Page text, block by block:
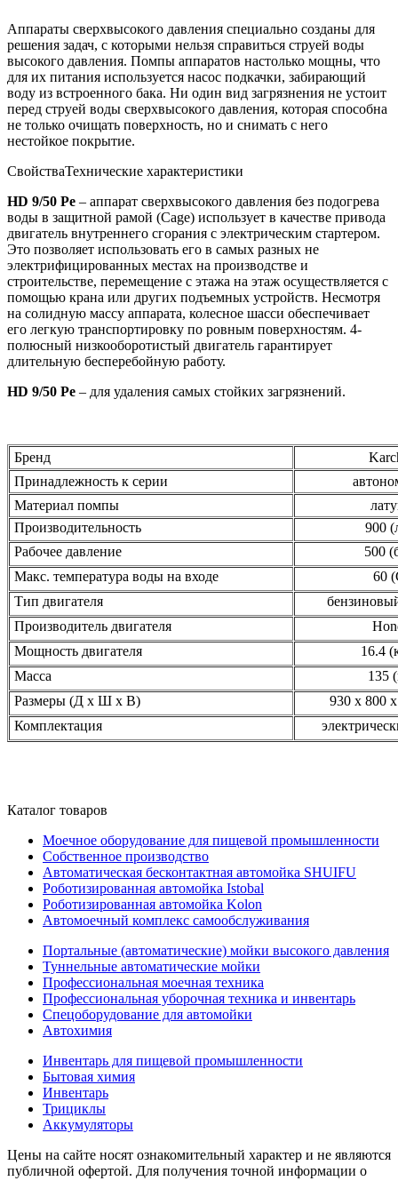
Аппараты сверхвысокого давления специально созданы для
решения задач, с которыми нельзя справиться струей воды
высокого давления. Помпы аппаратов настолько мощны, что
для их питания используется насос подкачки, забирающий
воду из встроенного бака. Ни один вид загрязнения не устоит
перед струей воды сверхвысокого давления, которая способна
не только очищать поверхность, но и снимать с него
нестойкое покрытие.
СвойстваТехнические характеристики
HD 9/50 Pe – аппарат сверхвысокого давления без подогрева
воды в защитной рамой (Cage) использует в качестве привода
двигатель внутреннего сгорания с электрическим стартером.
Это позволяет использовать его в самых разных не
электрифицированных местах на производстве и
строительстве, перемещение с этажа на этаж осуществляется с
помощью крана или других подъемных устройств. Несмотря
на солидную массу аппарата, колесное шасси обеспечивает
его легкую транспортировку по ровным поверхностям. 4-
полюсный низкооборотистый двигатель гарантирует
длительную бесперебойную работу.
HD 9/50 Pe – для удаления самых стойких загрязнений.
Бренд
Принадлежность к серии
Материал помпы
Производительность
900
Рабочее давление
500
Макс. температура воды на входе
60
Тип двигателя
Производитель двигателя
Мощность двигателя
16.4
Масса
135
Размеры (Д х Ш х В)
930 х 800
Комплектация
Каталог товаров
Моечное оборудование для пищевой промышленности
Собственное производство
Автоматическая бесконтактная автомойка SHUIFU
Роботизированная автомойка Istobal
Роботизированная автомойка Kolon
Автомоечный комплекс самообслуживания
Портальные (автоматические) мойки высокого давления
Туннельные автоматические мойки
Профессиональная моечная техника
Профессиональная уборочная техника и инвентарь
Спецоборудование для автомойки
Автохимия
Инвентарь для пищевой промышленности
Бытовая химия
Инвентарь
Трициклы
Аккумуляторы
Цены на сайте носят ознакомительный характер и не являются
публичной офертой. Для получения точной информации о